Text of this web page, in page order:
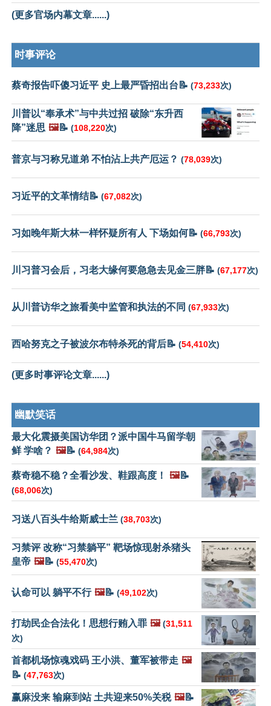
(更多官场内幕文章......)
时事评论
蔡奇报告吓傻习近平 史上最严昏招出台📝 (73,233次)
川普以“奉承术”与中共过招 破除“东升西
降”迷思 🖼️📝 (108,220次)
普京与习称兄道弟 不怕沾上共产厄运？ (78,039次)
习近平的文革情结📝 (67,082次)
习如晚年斯大林一样怀疑所有人 下场如何📝 (66,793次)
川习普习会后，习老大缘何要急急去见金三胖📝 (67,177次)
从川普访华之旅看美中监管和执法的不同 (67,933次)
西哈努克之子被波尔布特杀死的背后📝 (54,410次)
(更多时事评论文章......)
幽默笑话
最大化震摄美国访华团？派中国牛马留学朝
鲜 学啥？ 🖼️📝 (64,984次)
蔡奇稳不稳？全看沙发、鞋跟高度！ 🖼️📝
(68,006次)
习送八百头牛给斯威士兰 (38,703次)
习禁评 改称“习禁躺平” 靶场惊现射杀猪头
皇帝 🖼️📝 (55,470次)
认命可以 躺平不行 🖼️📝 (49,102次)
打劫民企合法化！思想行贿入罪 🖼️ (31,511
次)
首都机场惊魂戏码 王小洪、董军被带走 🖼️
📝 (47,763次)
赢麻没来 输麻到站 土共迎来50%关税 🖼️📝